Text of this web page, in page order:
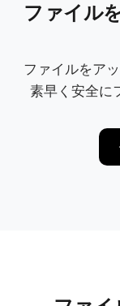
ファイル
ファイルをア
素早く安全に